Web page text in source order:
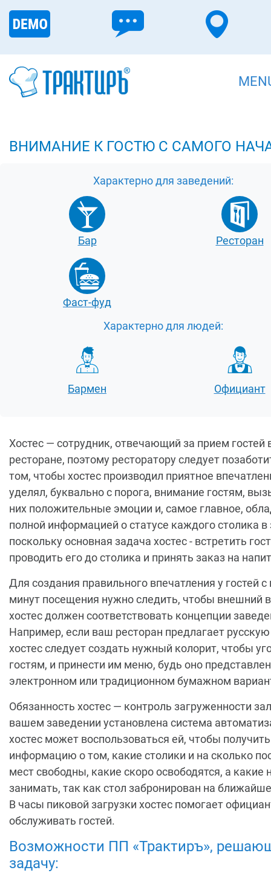
ВНИМАНИЕ К ГОСТЮ С САМОГО
Характерно для заведений:
Бар Ресторан
Фаст-фуд
Характерно для людей:
Бармен Официант
Хостес — сотрудник, отвечающий за прием гостей
ресторане, поэтому ресторатору следует
том, чтобы хостес производил приятное
уделял, буквально с порога, внимание гостям,
них положительные эмоции и, самое главное,
полной информацией о статусе каждого столика в
поскольку основная задача хостес - встретить
проводить его до столика и принять заказ на
Для создания правильного впечатления у гостей
минут посещения нужно следить, чтобы внешний
хостес должен соответствовать концепции
Например, если ваш ресторан предлагает
хостес следует создать нужный колорит, чтобы
гостям, и принести им меню, будь оно
электронном или традиционном бумажном
Обязанность хостес — контроль загруженности
вашем заведении установлена система
хостес может воспользоваться ей, чтобы получить
информацию о том, какие столики и на сколько
мест свободны, какие скоро освободятся, а какие
занимать, так как стол забронирован на
В часы пиковой загрузки хостес помогает
обслуживать гостей.
Возможности ПП «Трактиръ»,
задачу: